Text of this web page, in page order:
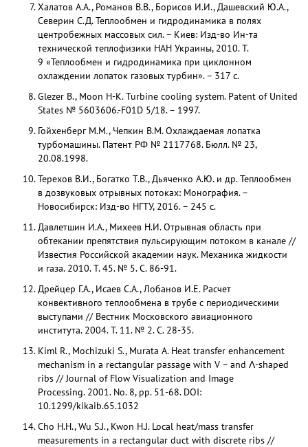
Халатов А.А., Романов В.В., Борисов И.И., Дашевский Ю.А.,
Северин С.Д. Теплообмен и гидродинамика в полях
центробежных массовых сил. – Киев: Изд-во Ин-та
технической теплофизики НАН Украины, 2010. Т.
9 «Теплообмен и гидродинамика при циклонном
охлаждении лопаток газовых турбин». – 317 с.
Glezer B., Moon H-K. Turbine cooling system. Patent of United
States № 5603606.-F01D 5/18. – 1997.
Гойхенберг М.М., Чепкин В.М. Охлаждаемая лопатка
турбомашины. Патент РФ № 2117768. Бюлл. № 23,
20.08.1998.
Терехов В.И., Богатко Т.В., Дьяченко А.Ю. и др. Теплообмен
в дозвуковых отрывных потоках: Монография. –
Новосибирск: Изд-во НГТУ, 2016. – 245 с.
Давлетшин И.А., Михеев Н.И. Отрывная область при
обтекании препятствия пульсирующим потоком в канале //
Известия Российской академии наук. Механика жидкости
и газа. 2010. Т. 45. № 5. С. 86-91.
Дрейцер Г.А., Исаев С.А., Лобанов И.Е. Расчет
конвективного теплообмена в трубе с периодическими
выступами // Вестник Московского авиационного
института. 2004. Т. 11. № 2. С. 28-35.
Kiml R., Mochizuki S., Murata A. Heat transfer enhancement
mechanism in a rectangular passage with V – and Λ-shaped
ribs // Journal of Flow Visualization and Image
Processing. 2001. No. 8, pp. 51-68. DOI:
10.1299/kikaib.65.1032
Cho H.H., Wu S.J., Kwon H.J. Local heat/mass transfer
measurements in a rectangular duct with discrete ribs //